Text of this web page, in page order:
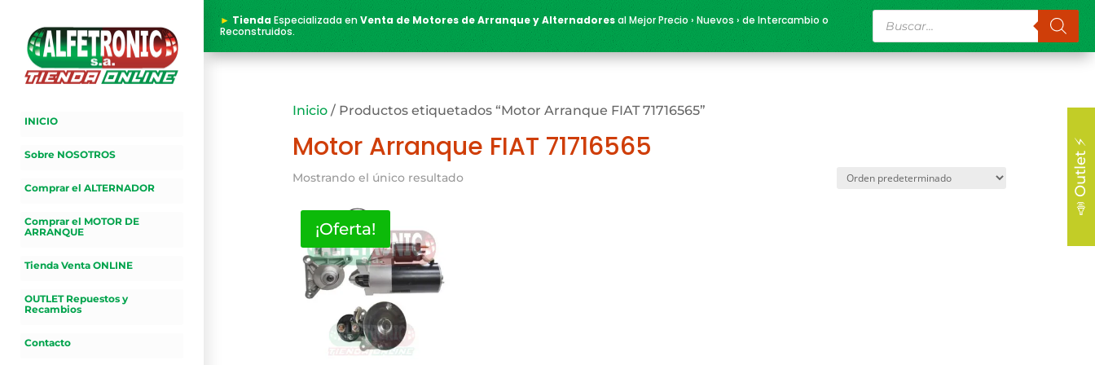
INICIO
Sobre NOSOTROS
Comprar el ALTERNADOR
Comprar el MOTOR DE
ARRANQUE
Tienda Venta ONLINE
OUTLET Repuestos y
Recambios
Contacto
► TiendaEspecializada enVenta de Motores de Arranque y Alternadoresal Mejor Precio › Nuevos › de Intercambio o
Reconstruidos.
Búsqueda
de
productos
Inicio / Productos etiquetados “Motor Arranque FIAT 71716565”
Motor Arranque FIAT 71716565
Mostrando el único resultado
¡Oferta!
📣 Outlet ⚡